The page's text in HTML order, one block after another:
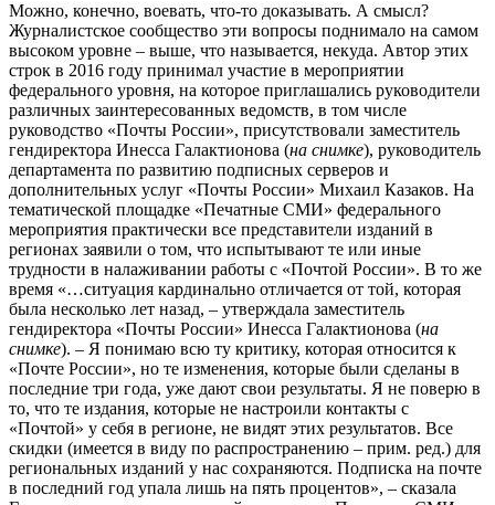
Можно, конечно, воевать, что-то доказывать. А смысл?
Журналистское сообщество эти вопросы поднимало на самом
высоком уровне – выше, что называется, некуда. Автор этих
строк в 2016 году принимал участие в мероприятии
федерального уровня, на которое приглашались руководители
различных заинтересованных ведомств, в том числе
руководство «Почты России», присутствовали заместитель
гендиректора Инесса Галактионова (на снимке), руководитель
департамента по развитию подписных серверов и
дополнительных услуг «Почты России» Михаил Казаков. На
тематической площадке «Печатные СМИ» федерального
мероприятия практически все представители изданий в
регионах заявили о том, что испытывают те или иные
трудности в налаживании работы с «Почтой России». В то же
время «…ситуация кардинально отличается от той, которая
была несколько лет назад, – утверждала заместитель
гендиректора «Почты России» Инесса Галактионова (на
снимке). – Я понимаю всю ту критику, которая относится к
«Почте России», но те изменения, которые были сделаны в
последние три года, уже дают свои результаты. Я не поверю в
то, что те издания, которые не настроили контакты с
«Почтой» у себя в регионе, не видят этих результатов. Все
скидки (имеется в виду по распространению – прим. ред.) для
региональных изданий у нас сохраняются. Подписка на почте
в последний год упала лишь на пять процентов», – сказала